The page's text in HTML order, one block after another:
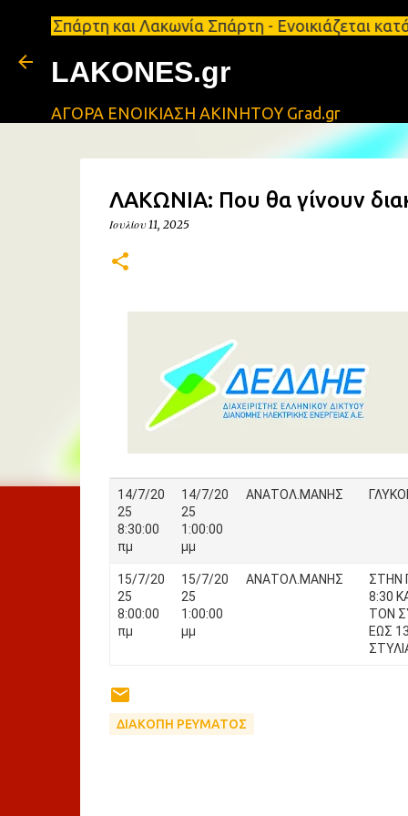
και Λακωνία Σπάρτη - Ενοικιάζεται
LAKONES.gr
ΑΓΟΡΑ ΕΝΟΙΚΙΑΣΗ ΑΚΙΝΗΤΟΥ Grad.gr
ΛΑΚΩΝΙΑ: Που θα γίνουν
Ιουλίου 11, 2025
14/7/20
25
8:30:00
πμ
14/7/20
25
1:00:00
μμ
ΑΝΑΤΟΛ.ΜΑΝΗΣ
15/7/20
25
8:00:00
πμ
15/7/20
25
1:00:00
μμ
ΑΝΑΤΟΛ.ΜΑΝΗΣ
ΣΤΗΝ
8:30
ΤΟΝ
ΕΩΣ
ΔΙΑΚΟΠΗ ΡΕΥΜΑΤΟΣ